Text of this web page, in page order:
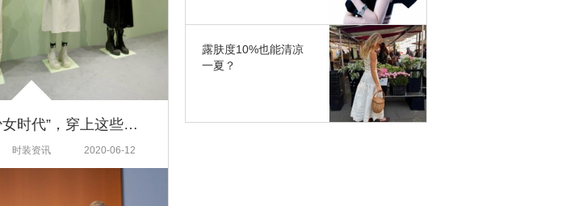
回到妈妈的“少女时代”，穿上这些可以C位出道
时装资讯 2020-06-12
露肤度10%也能清凉
一夏？